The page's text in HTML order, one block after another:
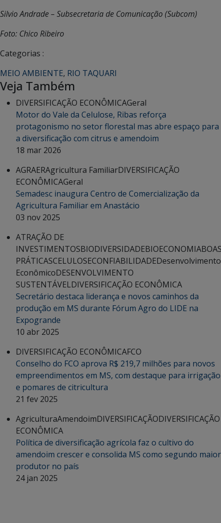
Silvio Andrade – Subsecretaria de Comunicação (Subcom)
Foto: Chico Ribeiro
Categorias :
MEIO AMBIENTE, RIO TAQUARI
Veja Também
DIVERSIFICAÇÃO ECONÔMICAGeral
Motor do Vale da Celulose, Ribas reforça
protagonismo no setor florestal mas abre espaço para
a diversificação com citrus e amendoim
18 mar 2026
AGRAERAgricultura FamiliarDIVERSIFICAÇÃO
ECONÔMICAGeral
Semadesc inaugura Centro de Comercialização da
Agricultura Familiar em Anastácio
03 nov 2025
ATRAÇÃO DE
INVESTIMENTOSBIODIVERSIDADEBIOECONOMIA
PRÁTICASCELULOSECONFIABILIDADEDesenvolvimento
EconômicoDESENVOLVIMENTO
SUSTENTÁVELDIVERSIFICAÇÃO ECONÔMICA
Secretário destaca liderança e novos caminhos da
produção em MS durante Fórum Agro do LIDE na
Expogrande
10 abr 2025
DIVERSIFICAÇÃO ECONÔMICAFCO
Conselho do FCO aprova R$ 219,7 milhões para novos
empreendimentos em MS, com destaque para irrigação
e pomares de citricultura
21 fev 2025
AgriculturaAmendoimDIVERSIFICAÇÃODIVERSIFICAÇÃO
ECONÔMICA
Política de diversificação agrícola faz o cultivo do
amendoim crescer e consolida MS como segundo maior
produtor no país
24 jan 2025